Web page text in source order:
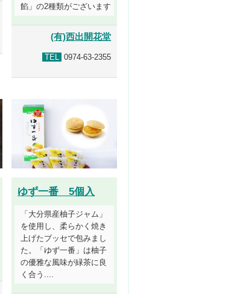
餡」の2種類がございます
(有)西出開花堂
TEL 0974-63-2355
ゆず一番 5個入
「大分県産柚子ジャム」
を使用し、柔らかく焼き
上げたブッセで包みまし
た。「ゆず一番」は柚子
の優雅な風味が緑茶に良
く合う....